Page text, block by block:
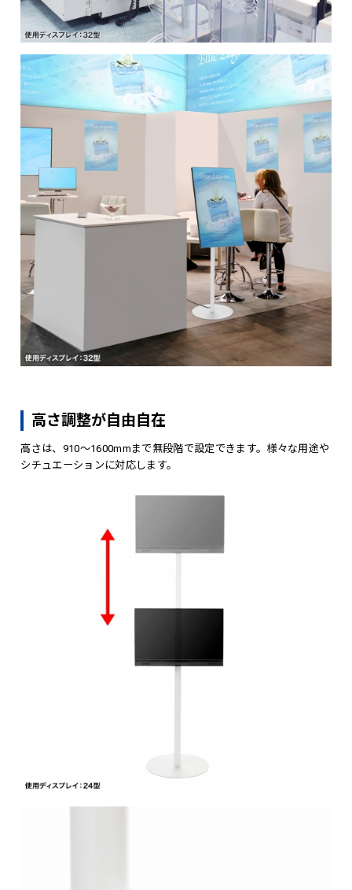
高さ調整が自由自在
高さは、910～1600mmまで無段階で設定できます。様々な用途や
シチュエーションに対応します。